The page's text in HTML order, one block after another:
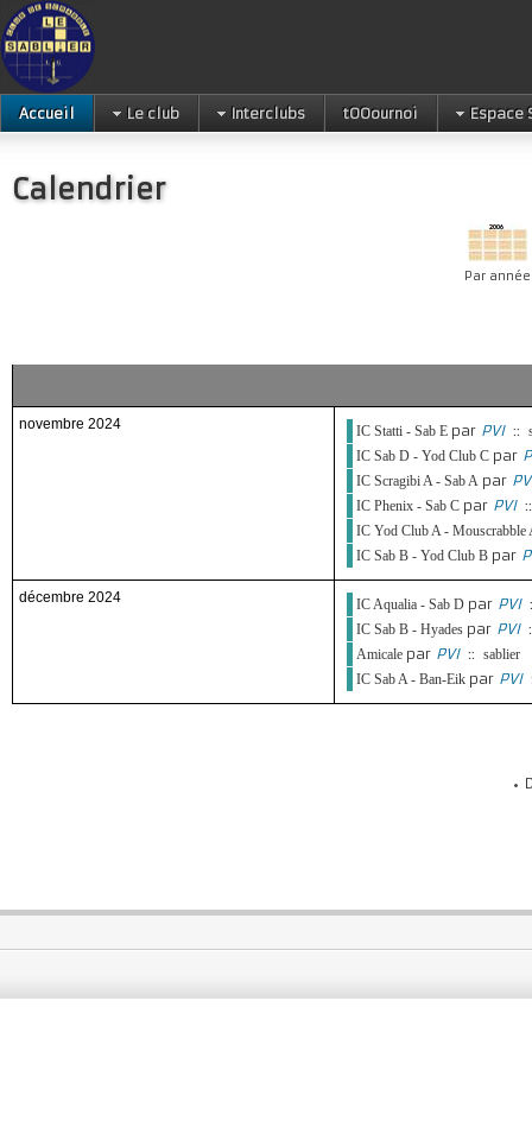
Accueil Le club Interclubs tOOournoi Espace
Calendrier
Par année
novembre 2024 IC Statti - Sab E par PVI::
IC Sab D - Yod Club C par
IC Scragibi A - Sab A par
IC Phenix - Sab C par PVI
IC Yod Club A - Mouscrabble
IC Sab B - Yod Club B par
décembre 2024 IC Aqualia - Sab D par PVI
IC Sab B - Hyades par PVI
Amicale par PVI:: sablier
IC Sab A - Ban-Eik par PVI